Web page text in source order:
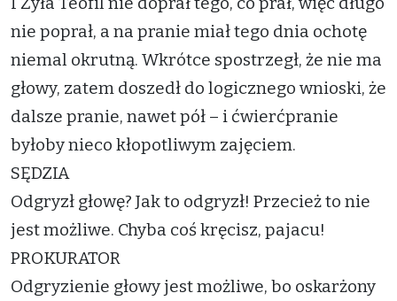
nie poprał, a na pranie miał tego dnia ochotę
niemal okrutną. Wkrótce spostrzegł, że nie ma
głowy, zatem doszedł do logicznego wnioski, że
dalsze pranie, nawet pół – i ćwierćpranie
byłoby nieco kłopotliwym zajęciem.
SĘDZIA
Odgryzł głowę? Jak to odgryzł! Przecież to nie
jest możliwe. Chyba coś kręcisz, pajacu!
PROKURATOR
Odgryzienie głowy jest możliwe, bo oskarżony